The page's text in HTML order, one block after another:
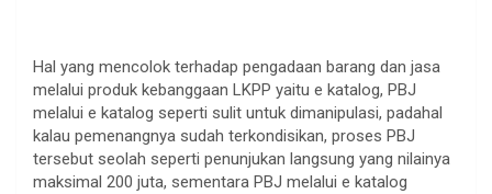
Hal yang mencolok terhadap pengadaan barang dan jasa
melalui produk kebanggaan LKPP yaitu e katalog, PBJ
melalui e katalog seperti sulit untuk dimanipulasi, padahal
kalau pemenangnya sudah terkondisikan, proses PBJ
tersebut seolah seperti penunjukan langsung yang nilainya
maksimal 200 juta, sementara PBJ melalui e katalog